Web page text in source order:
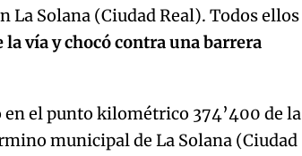
La Solana (Ciudad Real). Todos ellos
vía y chocó contra una barrera
el punto kilométrico 374’400 de la
municipal de La Solana (Ciudad